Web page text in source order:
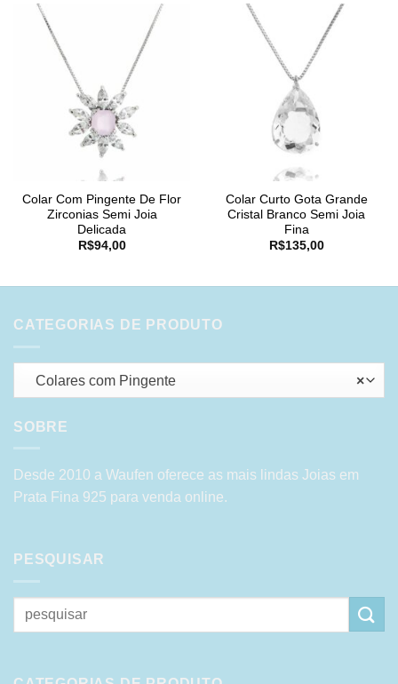
Colar Com Pingente De Flor
Zirconias Semi Joia
Delicada
R$94,00
Colar Curto Gota Grande
Cristal Branco Semi Joia
Fina
R$135,00
CATEGORIAS DE PRODUTO
×
Colares com Pingente
SOBRE
Desde 2010 a Waufen oferece as mais lindas Joias em
Prata Fina 925 para venda online.
PESQUISAR
Pesquisar
por: